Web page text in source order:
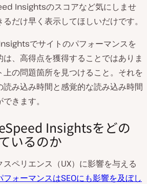
Insightsのスコアなど気にしませ
だけ早く表示してほしいだけです。
でサイトのパフォーマンスを
、高得点を獲得することではありま
の問題箇所を見つけること。それを
み込み時間と感覚的な読み込み時間
きます。
Insightsをどの
いるのか
ペリエンス（UX）に影響を与える
フォーマンスはSEOにも影響を及ぼし